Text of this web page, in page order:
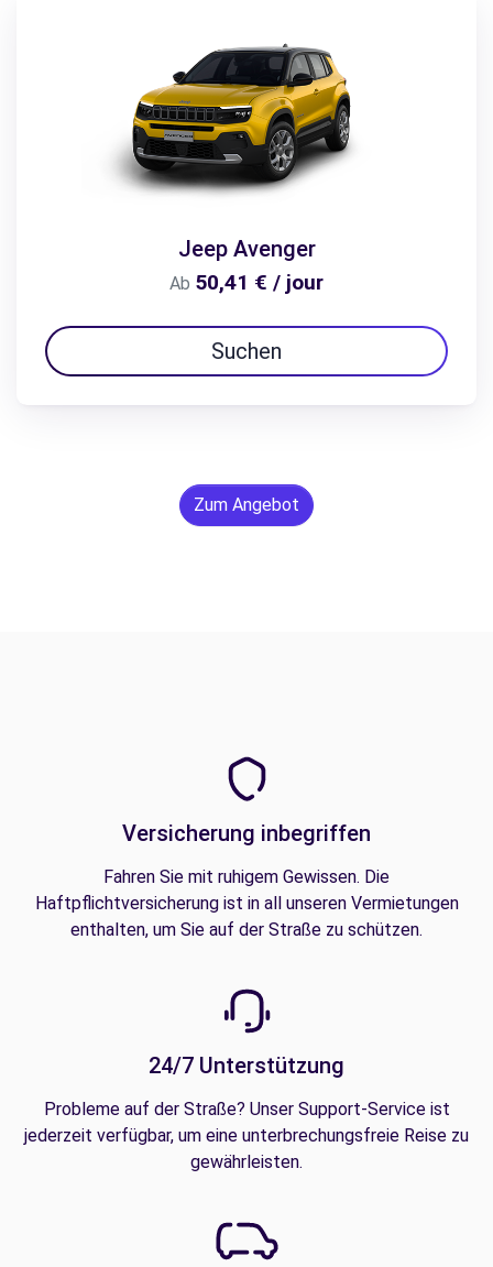
Jeep Avenger
Ab 50,41 € / jour
Suchen
Zum Angebot
Versicherung inbegriffen
Fahren Sie mit ruhigem Gewissen. Die
Haftpflichtversicherung ist in all unseren Vermietungen
enthalten, um Sie auf der Straße zu schützen.
24/7 Unterstützung
Probleme auf der Straße? Unser Support-Service ist
jederzeit verfügbar, um eine unterbrechungsfreie Reise zu
gewährleisten.